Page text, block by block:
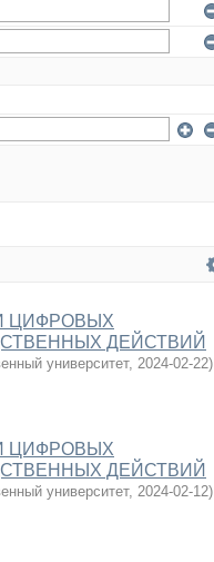
ЦИФРОВЫХ
ДЕЙСТВИЙ
университет, 2024-02-22)
ЦИФРОВЫХ
ДЕЙСТВИЙ
университет, 2024-02-12)